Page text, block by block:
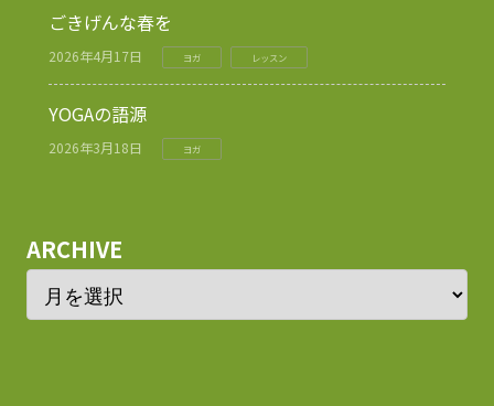
ごきげんな春を
2026年4月17日 ヨガ レッスン
YOGAの語源
2026年3月18日 ヨガ
ARCHIVE